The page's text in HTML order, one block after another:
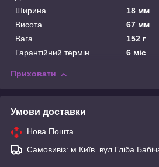
Ширина
18 мм
Висота
67 мм
Вага
152 г
Гарантійний термін
6 міс
Приховати
Умови доставки
Нова Пошта
Самовивіз: м.Київ. вул Гліба